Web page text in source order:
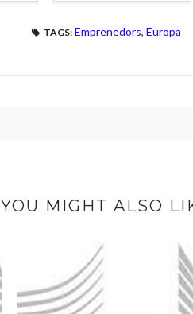
TAGS: Emprenedors, Europa
YOU MIGHT ALSO